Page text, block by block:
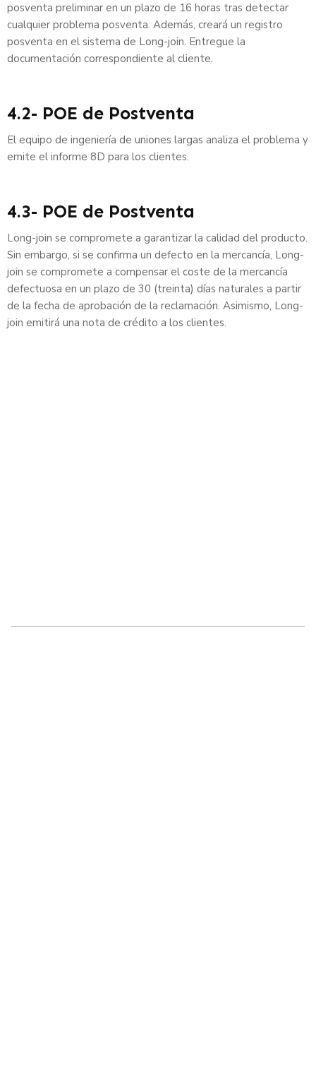
posventa preliminar en un plazo de 16 horas tras detectar
cualquier problema posventa. Además, creará un registro
posventa en el sistema de Long-join. Entregue la
documentación correspondiente al cliente.
4.2- POE de Postventa
El equipo de ingeniería de uniones largas analiza el problema y
emite el informe 8D para los clientes.
4.3- POE de Postventa
Long-join se compromete a garantizar la calidad del producto.
Sin embargo, si se confirma un defecto en la mercancía, Long-
join se compromete a compensar el coste de la mercancía
defectuosa en un plazo de 30 (treinta) días naturales a partir
de la fecha de aprobación de la reclamación. Asimismo, Long-
join emitirá una nota de crédito a los clientes.